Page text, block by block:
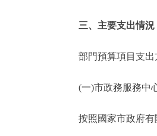
三、主要支出情況
部門預算項目支出
(一)市政務服務中心
按照國家市政府有關